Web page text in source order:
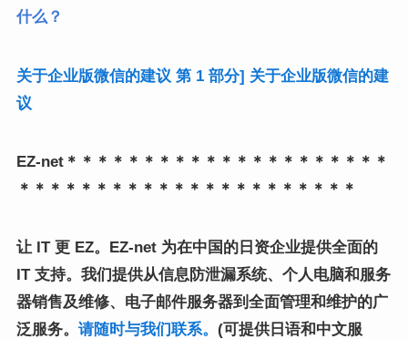
什么？
关于企业版微信的建议 第 1 部分] 关于企业版微信的建
议
EZ-net＊＊＊＊＊＊＊＊＊＊＊＊＊＊＊＊＊＊＊＊＊
＊＊＊＊＊＊＊＊＊＊＊＊＊＊＊＊＊＊＊＊＊＊
让 IT 更 EZ。EZ-net 为在中国的日资企业提供全面的
IT 支持。我们提供从信息防泄漏系统、个人电脑和服务
器销售及维修、电子邮件服务器到全面管理和维护的广
泛服务。 请随时与我们联系。 (可提供日语和中文服